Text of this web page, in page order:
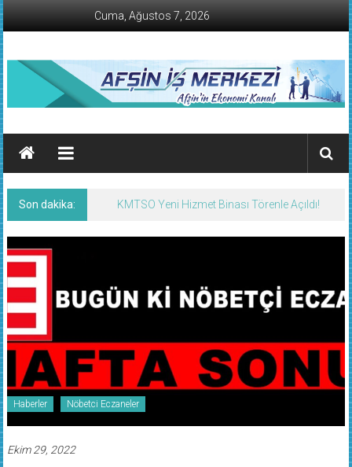
İçeriğe
geç
Cuma, Ağustos 7, 2026
AFŞİN
İŞ
MERKEZİ
Afşin'in
Ekonomi
Kanalı
Son dakika: KMTSO Yeni Hizmet Binası Törenle Açıldı!
Haberler Nöbetci Eczaneler
Ekim 29, 2022